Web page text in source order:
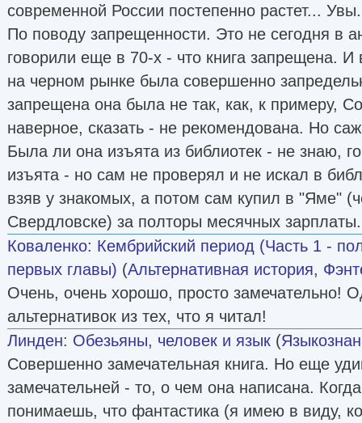
современной России постепенно растет... Увы.
По поводу запрещенности. Это не сегодня в
говорили еще в 70-х - что книга запрещена. И
на черном рынке была совершенно
запрещена она была не так, как, к примеру,
наверное, сказать - не рекомендована. Но
Была ли она изъята из библиотек - не знаю,
изъята - но сам не проверял и не искал в
взяв у знакомых, а потом сам купил в "Яме"
Свердловске) за полторы месячных зарплаты.
Коваленко: Кембрийский период (Часть 1 -
первых главы) (Альтернативная история,
Очень, очень хорошо, просто замечательно!
альтернативок из тех, что я читал!
Линден: Обезьяны, человек и язык (
Совершенно замечательная книга. Но еще
замечательней - то, о чем она написана.
понимаешь, что фантастика (я имею в виду,